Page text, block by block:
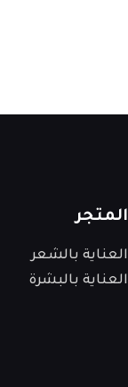
المتجر
العناية بالشعر
العناية بالبشرة